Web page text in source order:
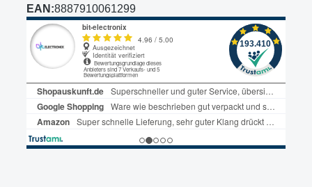
EAN:8887910061299